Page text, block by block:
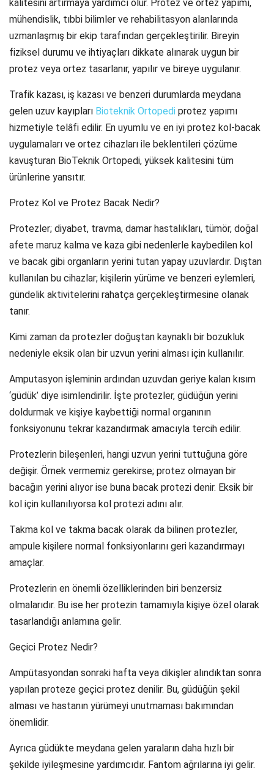
kalitesini artırmaya yardımcı olur. Protez ve ortez yapımı,
mühendislik, tıbbi bilimler ve rehabilitasyon alanlarında
uzmanlaşmış bir ekip tarafından gerçekleştirilir. Bireyin
fiziksel durumu ve ihtiyaçları dikkate alınarak uygun bir
protez veya ortez tasarlanır, yapılır ve bireye uygulanır.
Trafik kazası, iş kazası ve benzeri durumlarda meydana
gelen uzuv kayıpları Bioteknik Ortopedi protez yapımı
hizmetiyle telâfi edilir. En uyumlu ve en iyi protez kol-bacak
uygulamaları ve ortez cihazları ile beklentileri çözüme
kavuşturan BioTeknik Ortopedi, yüksek kalitesini tüm
ürünlerine yansıtır.
Protez Kol ve Protez Bacak Nedir?
Protezler; diyabet, travma, damar hastalıkları, tümör, doğal
afete maruz kalma ve kaza gibi nedenlerle kaybedilen kol
ve bacak gibi organların yerini tutan yapay uzuvlardır. Dıştan
kullanılan bu cihazlar; kişilerin yürüme ve benzeri eylemleri,
gündelik aktivitelerini rahatça gerçekleştirmesine olanak
tanır.
Kimi zaman da protezler doğuştan kaynaklı bir bozukluk
nedeniyle eksik olan bir uzvun yerini alması için kullanılır.
Amputasyon işleminin ardından uzuvdan geriye kalan kısım
‘güdük’ diye isimlendirilir. İşte protezler, güdüğün yerini
doldurmak ve kişiye kaybettiği normal organının
fonksiyonunu tekrar kazandırmak amacıyla tercih edilir.
Protezlerin bileşenleri, hangi uzvun yerini tuttuğuna göre
değişir. Örnek vermemiz gerekirse; protez olmayan bir
bacağın yerini alıyor ise buna bacak protezi denir. Eksik bir
kol için kullanılıyorsa kol protezi adını alır.
Takma kol ve takma bacak olarak da bilinen protezler,
ampule kişilere normal fonksiyonlarını geri kazandırmayı
amaçlar.
Protezlerin en önemli özelliklerinden biri benzersiz
olmalarıdır. Bu ise her protezin tamamıyla kişiye özel olarak
tasarlandığı anlamına gelir.
Geçici Protez Nedir?
Ampütasyondan sonraki hafta veya dikişler alındıktan sonra
yapılan proteze geçici protez denilir. Bu, güdüğün şekil
alması ve hastanın yürümeyi unutmaması bakımından
önemlidir.
Ayrıca güdükte meydana gelen yaraların daha hızlı bir
şekilde iyileşmesine yardımcıdır. Fantom ağrılarına iyi gelir.